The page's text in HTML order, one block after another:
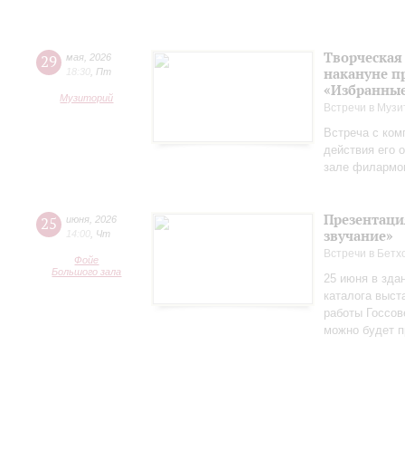
29 мая 2026
18:30 Пт
Музиторий
накануне
Встречи в
Встреча с
действия его
зале
25 июня 2026
14:00 Чт
Фойе
Большого зала
звучание»
Встречи в
25 июня в
каталога
работы
можно будет